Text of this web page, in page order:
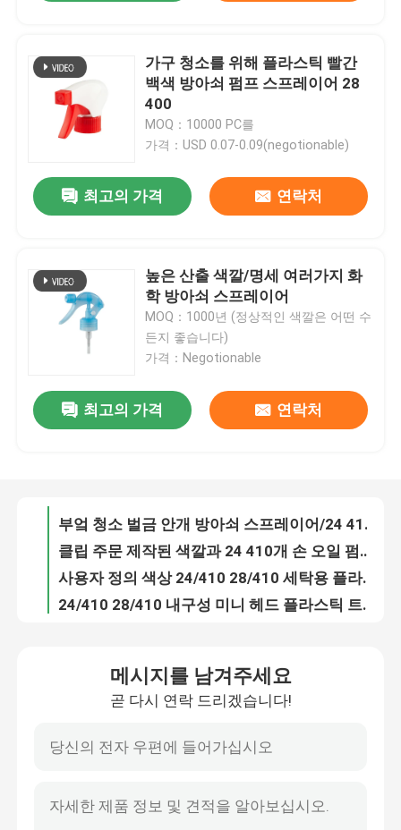
동영상
공장 여행
가구 청소를 위해 플라스틱 빨간
백색 방아쇠 펌프 스프레이어 28
400
MOQ：10000 PC를
가격：USD 0.07-0.09(negotionable)
최고의 가격 연락처
높은 산출 색깔/명세 여러가지 화
학 방아쇠 스프레이어
MOQ：1000년 (정상적인 색깔은 어떤 수
든지 좋습니다)
가격：Negotionable
최고의 가격 연락처
비 플라스틱 PP 손 방아쇠 스프레이어 산성 저항하는 방아쇠 스프레이어 유출
맞춤형 색상 24/410 28/410 플라스틱 트리거 스프레이어 병 씻기
메시지를 남겨주세요
곧 다시 연락 드리겠습니다!